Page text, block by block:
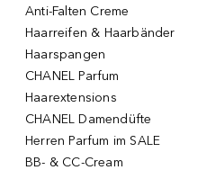
Anti-Falten Creme
Haarreifen & Haarbänder
Haarspangen
CHANEL Parfum
Haarextensions
CHANEL Damendüfte
Herren Parfum im SALE
BB- & CC-Cream